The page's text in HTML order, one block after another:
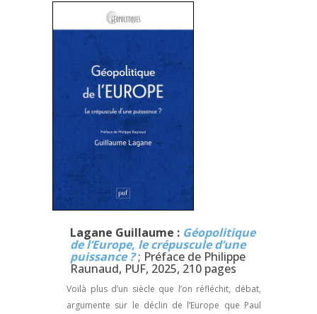
Lagane Guillaume : Géopolitique
de l’Europe, le crépuscule d’une
puissance ? ; Préface de Philippe
Raunaud, PUF, 2025, 210 pages
Voilà plus d’un siècle que l’on réfléchit, débat,
argumente sur le déclin de l’Europe que Paul